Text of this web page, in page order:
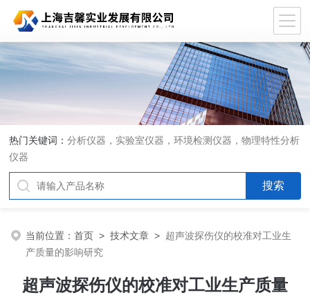
热门关键词：分析仪器，实验室仪器，环境检测仪器，物理特性分析
仪器
当前位置：首页 >技术文章 > 超声波探伤仪的校准对工业生
产质量的影响研究
超声波探伤仪的校准对工业生产质量